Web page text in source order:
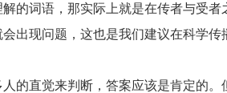
的词语，那实际上就是在传者与受者
出现问题，这也是我们建议在科学
的直觉来判断，答案应该是肯定的